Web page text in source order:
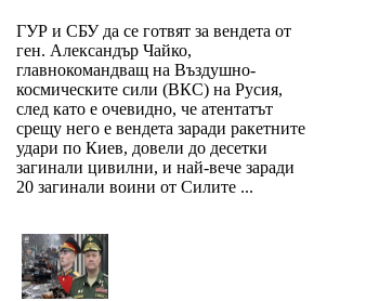
ГУР и СБУ да се готвят за вендета от
ген. Александър Чайко,
главнокомандващ на Въздушно-
космическите сили (ВКС) на Русия,
след като е очевидно, че атентатът
срещу него е вендета заради ракетните
удари по Киев, довели до десетки
загинали цивилни, и най-вече заради
20 загинали воини от Силите ...